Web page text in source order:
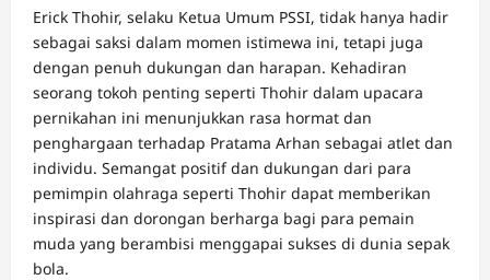
Erick Thohir, selaku Ketua Umum PSSI, tidak hanya hadir
sebagai saksi dalam momen istimewa ini, tetapi juga
dengan penuh dukungan dan harapan. Kehadiran
seorang tokoh penting seperti Thohir dalam upacara
pernikahan ini menunjukkan rasa hormat dan
penghargaan terhadap Pratama Arhan sebagai atlet dan
individu. Semangat positif dan dukungan dari para
pemimpin olahraga seperti Thohir dapat memberikan
inspirasi dan dorongan berharga bagi para pemain
muda yang berambisi menggapai sukses di dunia sepak
bola.